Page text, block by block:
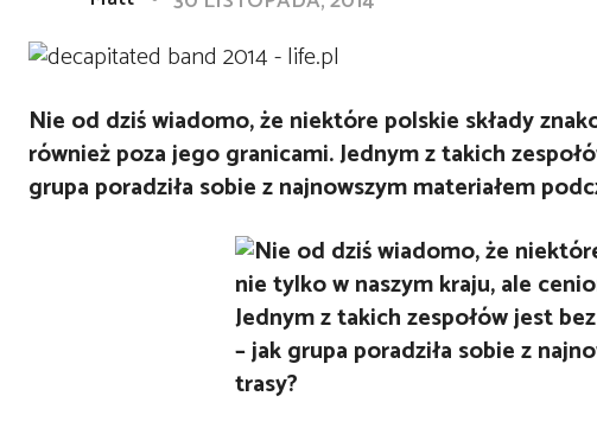
Nie od dziś wiadomo, że niektóre polskie składy
również poza jego granicami. Jednym z takich
grupa poradziła sobie z najnowszym materiałem